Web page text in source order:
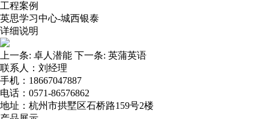
工程案例
英思学习中心-城西银泰
详细说明
上一条: 卓人潜能 下一条: 英蒲英语
联系人：刘经理
手机：18667047887
电话：0571-86576862
地址：杭州市拱墅区石桥路159号2楼